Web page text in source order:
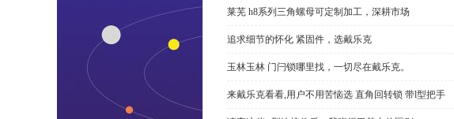
莱芜 h8系列三角螺母可定制加工，深耕市场
追求细节的怀化 紧固件，选戴乐克
玉林玉林 门闩锁哪里找，一切尽在戴乐克。
来戴乐克看看,用户不用苦恼选 直角回转锁 带l型把手